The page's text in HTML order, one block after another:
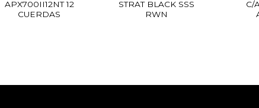
APX700II12NT 12
CUERDAS
STRAT BLACK SSS
RWN
C/